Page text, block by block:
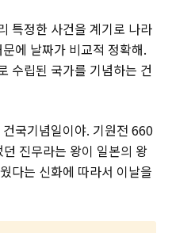
특정한 사건을 계기로 나라
에 날짜가 비교적 정확해.
수립된 국가를 기념하는 건
국기념일이야. 기원전 660
진무라는 왕이 일본의 왕
다는 신화에 따라서 이날을